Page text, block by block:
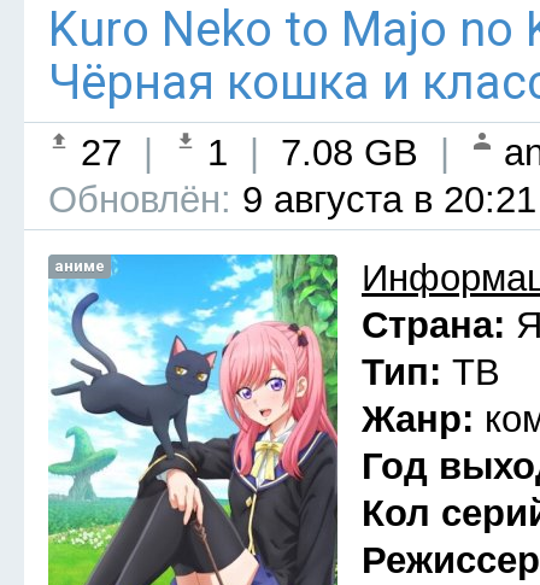
Kuro Neko to Majo no
Чёрная кошка и
27 1 7.08 GB
Обновлён: 9 августа в 20:21
аниме
Страна:
Тип: ТВ
Жанр:
Год
Кол